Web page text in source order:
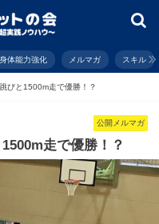
身体能力強化 メルマガ スキル
びと1500m走で優勝！？
公開メルマガ
走で優勝！？